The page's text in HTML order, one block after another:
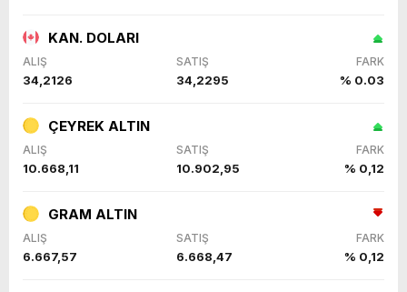
KAN. DOLARI
ALIŞ SATIŞ FARK
34,2126 34,2295 % 0.03
ÇEYREK ALTIN
ALIŞ SATIŞ FARK
10.668,11 10.902,95 % 0,12
GRAM ALTIN
ALIŞ SATIŞ FARK
6.667,57 6.668,47 % 0,12